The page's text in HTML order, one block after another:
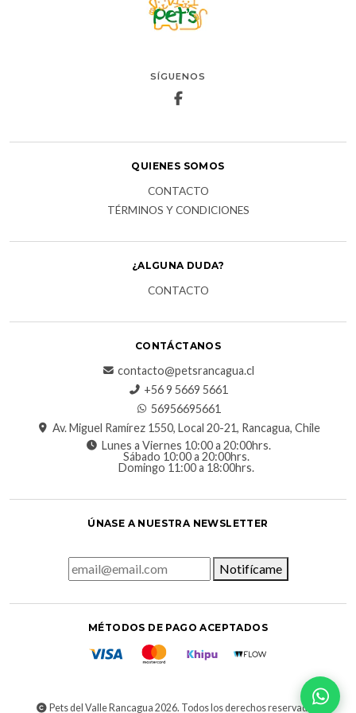
SÍGUENOS
QUIENES SOMOS
CONTACTO
TÉRMINOS Y CONDICIONES
¿ALGUNA DUDA?
CONTACTO
CONTÁCTANOS
contacto@petsrancagua.cl
‪+56 9 5669 5661‬
56956695661‬
Av. Miguel Ramírez 1550, Local 20-21, Rancagua, Chile
Lunes a Viernes 10:00 a 20:00hrs.
Sábado 10:00 a 20:00hrs.
Domingo 11:00 a 18:00hrs.
ÚNASE A NUESTRA NEWSLETTER
Notifícame
MÉTODOS DE PAGO ACEPTADOS
Pets del Valle Rancagua 2026. Todos los derechos reservados.